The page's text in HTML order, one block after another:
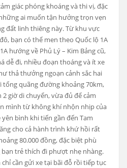
giác phóng khoáng và thi vị, đặc
ai muốn tận hưởng trọn vẹn
đất linh thiêng này. Từ khu vực
bạn có thể men theo Quốc lộ 1A
hướng về Phủ Lý – Kim Bảng cũ,
dễ đi, nhiều đoạn thoáng và ít xe
thả thưởng ngoạn cảnh sắc hai
tổng quãng đường khoảng 70km,
2 giờ di chuyển, vừa đủ để cảm
mình từ không khí nhộn nhịp của
yên bình khi tiến gần đến Tam
cho cả hành trình khứ hồi rất
80.000 đồng, đặc biệt phù
trẻ thích đi phượt nhẹ nhàng.
cần gửi xe tại bãi đỗ rồi tiếp tục